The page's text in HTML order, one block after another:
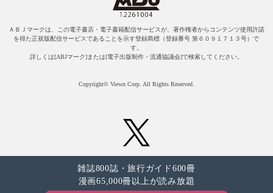
ＡＢＪマークは、この電子書店・電子書籍配信サービスが、著作権者からコンテンツ使用許諾
を得た正規版配信サービスであることを示す登録商標（登録番号 第６０９１７１３号）で
す。
詳しくは[ABJマーク]または[電子出版制作・流通協議会]で検索してください。
Copyright© Viewn Corp. All Rights Reserved.
雑誌800誌・旅行ガイド600冊
漫画65,000冊以上が読み放題